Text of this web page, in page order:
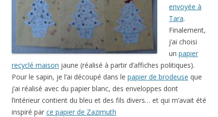
envoyée à
Tara.
Finalement,
j’ai choisi
un papier
recyclé maison jaune (réalisé à partir d’affiches politiques).
Pour le sapin, je l’ai découpé dans le papier de brodeuse que
j’ai réalisé avec du papier blanc, des enveloppes dont
l’intérieur contient du bleu et des fils divers… et qui m’avait été
inspiré par ce papier de Zazimuth